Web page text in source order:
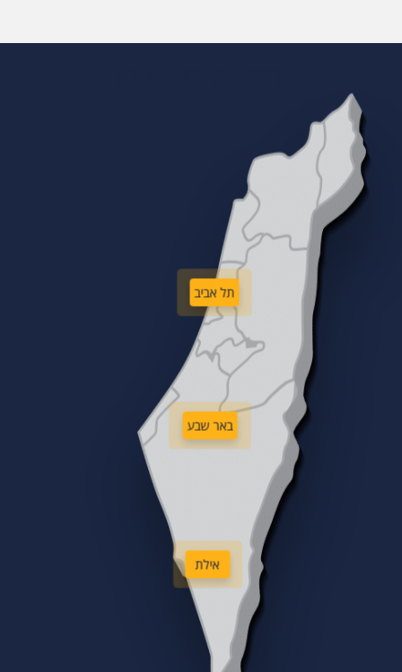
תל אביב
באר שבע
אילת